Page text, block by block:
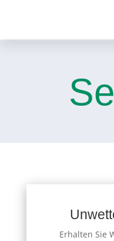
Erhalten Sie